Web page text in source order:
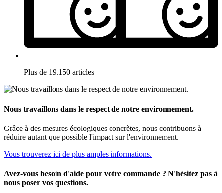
Plus de 19.150 articles
Nous travaillons dans le respect de notre environnement.
Grâce à des mesures écologiques concrètes, nous contribuons à
réduire autant que possible l'impact sur l'environnement.
Vous trouverez ici de plus amples informations.
Avez-vous besoin d'aide pour votre commande ? N'hésitez pas à
nous poser vos questions.